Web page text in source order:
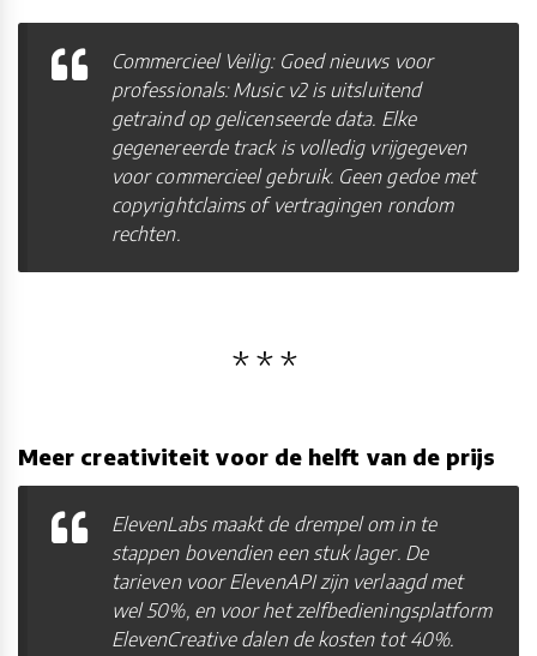
Commercieel Veilig: Goed nieuws voor
professionals: Music v2 is uitsluitend
getraind op gelicenseerde data. Elke
gegenereerde track is volledig vrijgegeven
voor commercieel gebruik. Geen gedoe met
copyrightclaims of vertragingen rondom
rechten.
Meer creativiteit voor de helft van de prijs
ElevenLabs maakt de drempel om in te
stappen bovendien een stuk lager. De
tarieven voor ElevenAPI zijn verlaagd met
wel 50%, en voor het zelfbedieningsplatform
ElevenCreative dalen de kosten tot 40%.